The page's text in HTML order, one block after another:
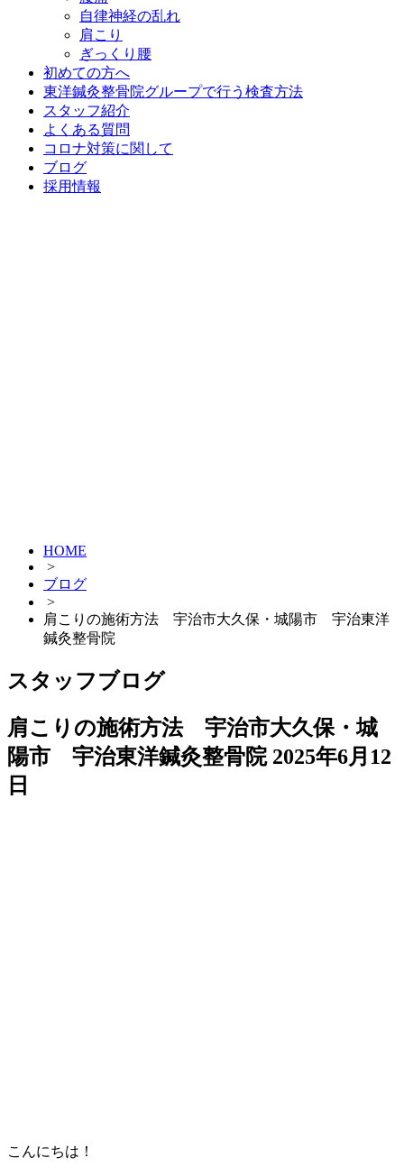
自律神経の乱れ
肩こり
ぎっくり腰
初めての方へ
東洋鍼灸整骨院グループで行う検査方法
スタッフ紹介
よくある質問
コロナ対策に関して
ブログ
採用情報
HOME
>
ブログ
>
肩こりの施術方法 宇治市大久保・城陽市 宇治東洋
鍼灸整骨院
スタッフブログ
肩こりの施術方法 宇治市大久保・城
陽市 宇治東洋鍼灸整骨院 2025年6月12
日
こんにちは！